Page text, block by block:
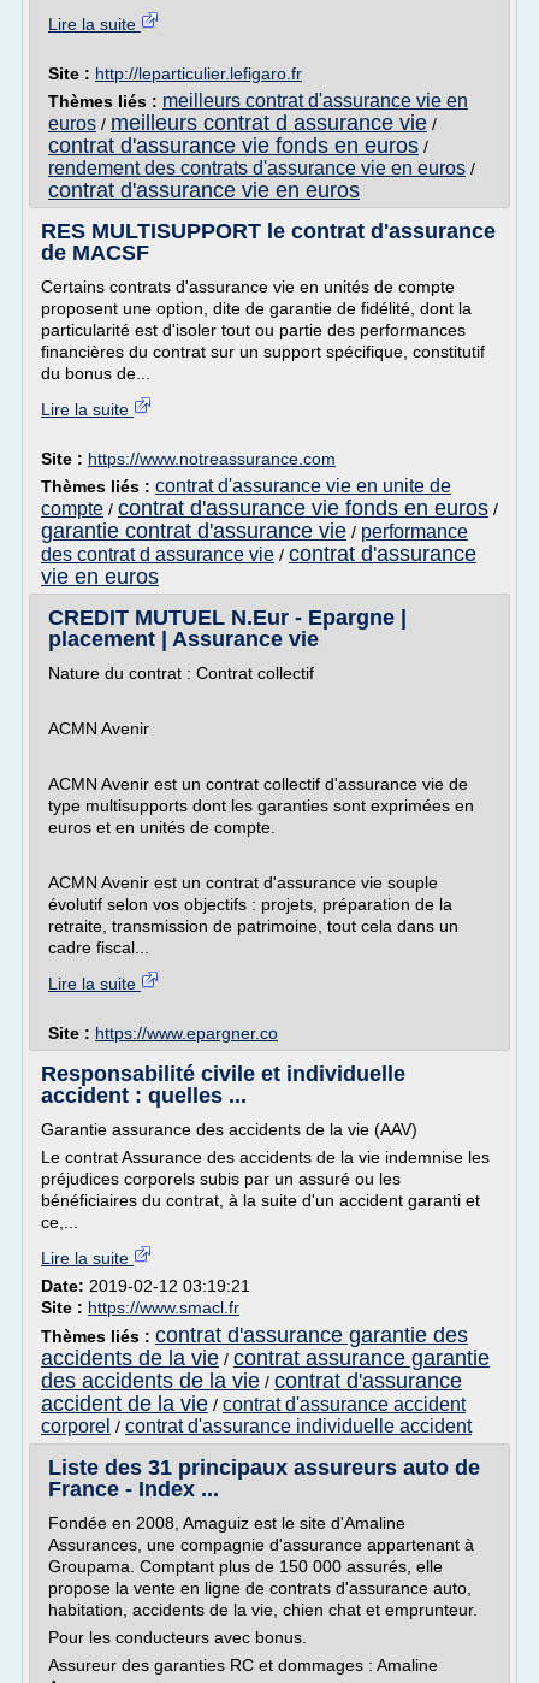
Lire la suite
Site : http://leparticulier.lefigaro.fr
Thèmes liés : meilleurs contrat d'assurance vie en
euros / meilleurs contrat d assurance vie /
contrat d'assurance vie fonds en euros /
rendement des contrats d'assurance vie en euros /
contrat d'assurance vie en euros
RES MULTISUPPORT le contrat d'assurance
de MACSF
Certains contrats d'assurance vie en unités de compte
proposent une option, dite de garantie de fidélité, dont la
particularité est d'isoler tout ou partie des performances
financières du contrat sur un support spécifique, constitutif
du bonus de...
Lire la suite
Site : https://www.notreassurance.com
Thèmes liés : contrat d'assurance vie en unite de
compte / contrat d'assurance vie fonds en euros /
garantie contrat d'assurance vie / performance
des contrat d assurance vie / contrat d'assurance
vie en euros
CREDIT MUTUEL N.Eur - Epargne |
placement | Assurance vie
Nature du contrat : Contrat collectif
ACMN Avenir
ACMN Avenir est un contrat collectif d'assurance vie de
type multisupports dont les garanties sont exprimées en
euros et en unités de compte.
ACMN Avenir est un contrat d'assurance vie souple
évolutif selon vos objectifs : projets, préparation de la
retraite, transmission de patrimoine, tout cela dans un
cadre fiscal...
Lire la suite
Site : https://www.epargner.co
Responsabilité civile et individuelle
accident : quelles ...
Garantie assurance des accidents de la vie (AAV)
Le contrat Assurance des accidents de la vie indemnise les
préjudices corporels subis par un assuré ou les
bénéficiaires du contrat, à la suite d'un accident garanti et
ce,...
Lire la suite
Date: 2019-02-12 03:19:21
Site : https://www.smacl.fr
Thèmes liés : contrat d'assurance garantie des
accidents de la vie / contrat assurance garantie
des accidents de la vie / contrat d'assurance
accident de la vie / contrat d'assurance accident
corporel / contrat d'assurance individuelle accident
Liste des 31 principaux assureurs auto de
France - Index ...
Fondée en 2008, Amaguiz est le site d'Amaline
Assurances, une compagnie d'assurance appartenant à
Groupama. Comptant plus de 150 000 assurés, elle
propose la vente en ligne de contrats d'assurance auto,
habitation, accidents de la vie, chien chat et emprunteur.
Pour les conducteurs avec bonus.
Assureur des garanties RC et dommages : Amaline